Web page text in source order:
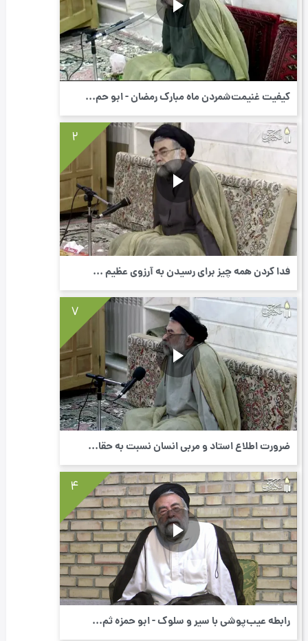
کیفیت غنیمت‌شمردن ماه مبارک رمضان - ابو حم...
2
فدا کردن همه چیز برای رسیدن به آرزوی عظیم ...
7
ضرورت اطلاع استاد و مربی انسان نسبت به حقا...
4
رابطه عیب‌پوشی با سیر و سلوک - ابو حمزه ثم...